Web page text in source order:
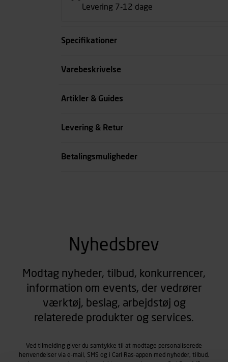
Levering 7-12 dage
Specifikationer
Størrelse
Varebeskrivelse
Artikler & Guides
Levering & Retur
Betalingsmuligheder
Nyhedsbrev
Modtag nyheder, tilbud, konkurrencer,
information om events, der vedrører
værktøj, beslag, arbejdstøj og
relaterede produkter og services.
Ved tilmelding giver du samtykke til at modtage personaliserede
henvendelser via e-mail, SMS og i Carl Ras-appen med nyheder, tilbud,